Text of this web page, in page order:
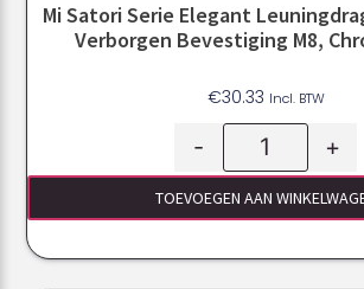
Mi Satori Serie Elegant
Verborgen Bevestiging M8,
€30.33 Incl. BTW
- +
TOEVOEGEN AAN